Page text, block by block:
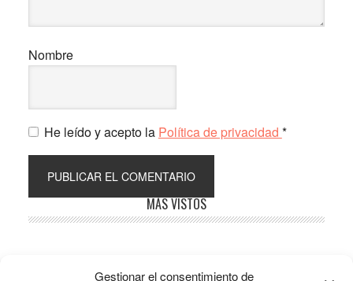
Gestionar el consentimiento de
Nombre
He leído y acepto la Política de privacidad *
lateral
MÁS VISTOS
Popular Recent Comments